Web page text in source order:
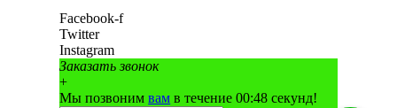
Facebook-f
Twitter
Instagram
Заказать звонок
+
Мы позвонимвам в течение 00:48 секунд!